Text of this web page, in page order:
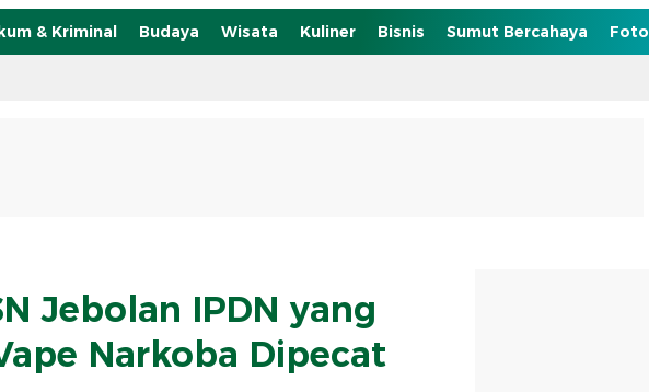
& Kriminal Budaya Wisata Kuliner Bisnis Sumut Bercahaya Foto
Jebolan IPDN yang
Narkoba Dipecat